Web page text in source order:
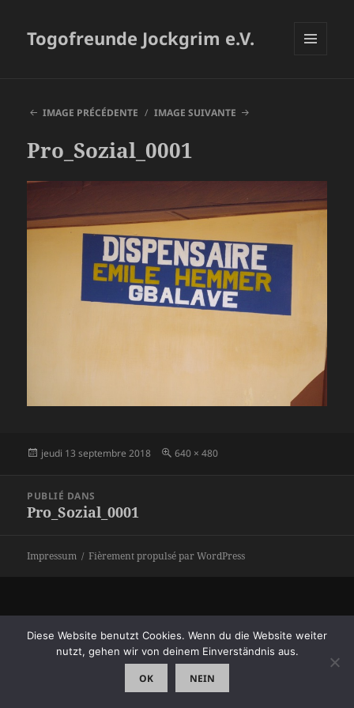
Togofreunde Jockgrim e.V.
IMAGE PRÉCÉDENTE
IMAGE SUIVANTE
Pro_Sozial_0001
Publié
jeudi 13 septembre 2018
Taille
640 × 480
l’article
PUBLIÉ DANS
Pro_Sozial_0001
Impressum Fièrement propulsé par WordPress
Diese Website benutzt Cookies. Wenn du die Website weiter
nutzt, gehen wir von deinem Einverständnis aus.
OK NEIN